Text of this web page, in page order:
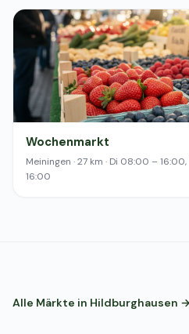
Wochenmarkt
Meiningen · 27 km · Di 08:00 –
16:00
Alle Märkte in Hildburghausen →